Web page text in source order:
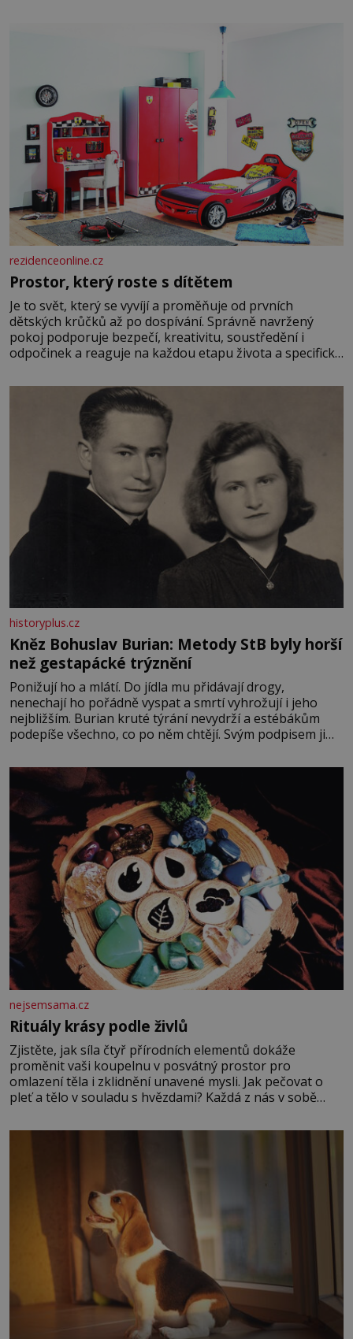
rezidenceonline.cz
Prostor, který roste s dítětem
Je to svět, který se vyvíjí a proměňuje od prvních
dětských krůčků až po dospívání. Správně navržený
pokoj podporuje bezpečí, kreativitu, soustředění i
odpočinek a reaguje na každou etapu života a specifické
měkkost a bezpečí, proto by pokoj miminka měl působit
především klidně a útulně. Předškolní věk je
historyplus.cz
Kněz Bohuslav Burian: Metody StB byly horší
než gestapácké trýznění
Ponižují ho a mlátí. Do jídla mu přidávají drogy,
nenechají ho pořádně vyspat a smrtí vyhrožují i jeho
nejbližším. Burian kruté týrání nevydrží a estébákům
podepíše všechno, co po něm chtějí. Svým podpisem jim
fyzický ani psychický nátlak. Syn brněnského řezníka
chce být knězem a
nejsemsama.cz
Rituály krásy podle živlů
Zjistěte, jak síla čtyř přírodních elementů dokáže
proměnit vaši koupelnu v posvátný prostor pro
omlazení těla i zklidnění unavené mysli. Jak pečovat o
pleť a tělo v souladu s hvězdami? Každá z nás v sobě
povaze, ale i v potřebách naší pokožky. Ohnivá znamení
Ženy narozené ve znamení Berana, Lva a Střelce v sobě
nesou žár, odvahu a neutuchající elán. Vaše